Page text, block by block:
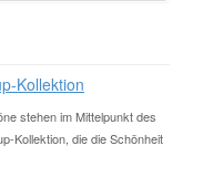
Kollektion
stehen im Mittelpunkt des
Kollektion, die die Schönheit